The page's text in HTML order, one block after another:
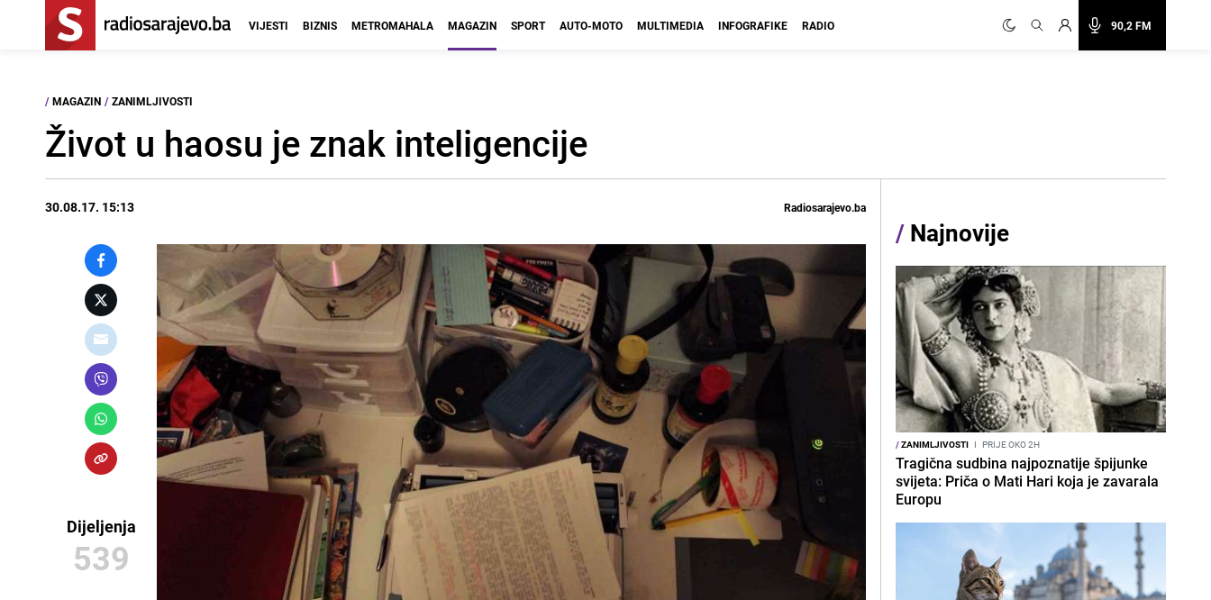
90,2 FM
VIJESTI BIZNIS METROMAHALA MAGAZIN SPORT AUTO-MOTO MULTIMEDIA INFOGRAFIKE RADIO
/ MAGAZIN / ZANIMLJIVOSTI
Život u haosu je znak inteligencije
30.08.17. 15:13 Radiosarajevo.ba
Dijeljenja
539
/ Najnovije
/ZANIMLJIVOSTI I PRIJE OKO 2H
Tragična sudbina najpoznatije špijunke
svijeta: Priča o Mati Hari koja je zavarala
Europu